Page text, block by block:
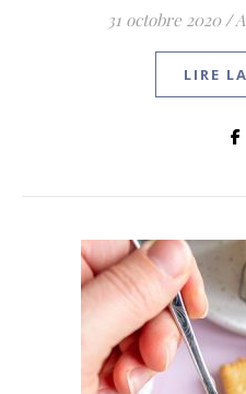
31 octobre 2020 /
LIRE